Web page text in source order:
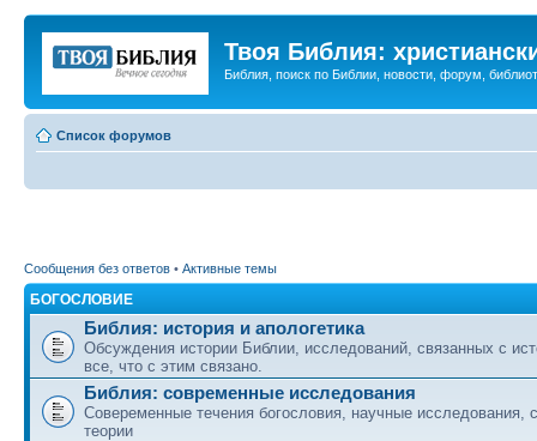
Твоя Библия:
Библия, поиск по Библии, новости, форум,
Список форумов
Сообщения без ответов • Активные темы
БОГОСЛОВИЕ
Библия: история и апологетика
Обсуждения истории Библии, исследований, связанных с
все, что с этим связано.
Библия: современные исследования
Совеременные течения богословия, научные исследования,
теории